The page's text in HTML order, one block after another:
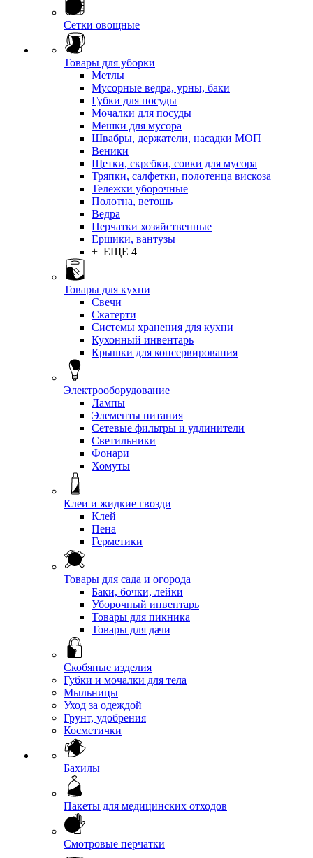
Сетки овощные
Товары для уборки
Метлы
Мусорные ведра, урны, баки
Губки для посуды
Мочалки для посуды
Мешки для мусора
Швабры, держатели, насадки МОП
Веники
Щетки, скребки, совки для мусора
Тряпки, салфетки, полотенца вискоза
Тележки уборочные
Полотна, ветошь
Ведра
Перчатки хозяйственные
Ершики, вантузы
+ ЕЩЕ 4
Товары для кухни
Свечи
Скатерти
Системы хранения для кухни
Кухонный инвентарь
Крышки для консервирования
Электрооборудование
Лампы
Элементы питания
Сетевые фильтры и удлинители
Светильники
Фонари
Хомуты
Клеи и жидкие гвозди
Клей
Пена
Герметики
Товары для сада и огорода
Баки, бочки, лейки
Уборочный инвентарь
Товары для пикника
Товары для дачи
Скобяные изделия
Губки и мочалки для тела
Мыльницы
Уход за одеждой
Грунт, удобрения
Косметички
Бахилы
Пакеты для медицинских отходов
Смотровые перчатки